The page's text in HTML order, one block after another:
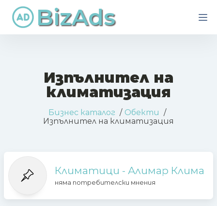
BizAds
Изпълнител на
климатизация
Бизнес каталог
Обекти
Изпълнител на климатизация
Климатици - Алимар Клима
няма потребителски мнения